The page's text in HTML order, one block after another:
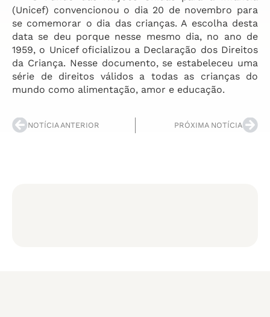
(Unicef) convencionou o dia 20 de novembro para
se comemorar o dia das crianças. A escolha desta
data se deu porque nesse mesmo dia, no ano de
1959, o Unicef oficializou a Declaração dos Direitos
da Criança. Nesse documento, se estabeleceu uma
série de direitos válidos a todas as crianças do
mundo como alimentação, amor e educação.
NOTÍCIA ANTERIOR PRÓXIMA NOTÍCIA